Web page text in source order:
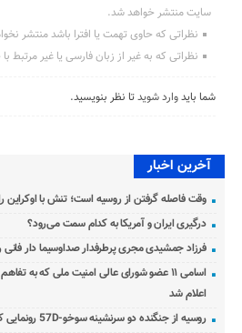
سایت منتشر خواهد شد.
نظراتی که حاوی تهمت یا افترا باشد منتشر
نظراتی که به غیر از زبان فارسی یا غیر مرتبط
شما بایدوارد شویدتا نظر بنویسید.
آخرین اخبار
وقت فاصله گرفتن از روسیه است؛ تنش با
درگیری ایران و آمریکا به کدام سمت می‌رود؟
فرزاد جمشیدی مجری پرطرفدار صداوسیما دار
اسامی ۱۱ عضو شورای عالی امنیت ملی که به
اعلام شد
روسیه از جنگنده دو سرنشینه سوخو-57D رونمایی کرد